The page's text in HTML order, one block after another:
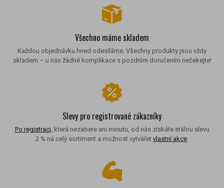
Všechno máme skladem
Každou objednávku hned odesíláme. Všechny produkty jsou vždy
skladem – u nás žádné komplikace s pozdním doručením nečekejte!
Slevy pro registrované zákazníky
Po registraci, která nezabere ani minutu, od nás získáte stálou slevu
2 % na celý sortiment a možnost vytvářet vlastní akce.